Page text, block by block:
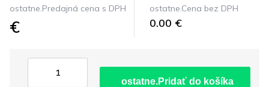
ostatne.Predajná cena s DPH
€
ostatne.Cena bez DPH
0.00 €
ostatne.Pridať do košíka